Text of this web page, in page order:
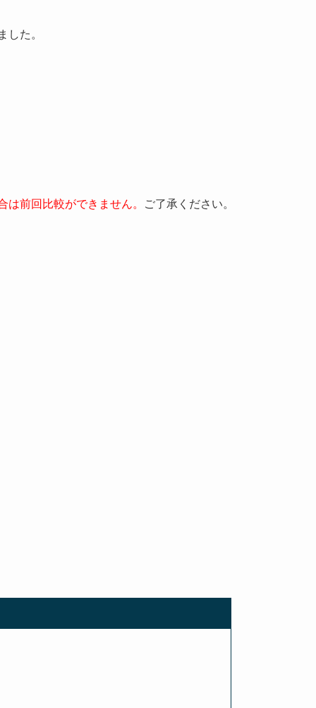
た。
前回比較ができません。 ご了承ください。